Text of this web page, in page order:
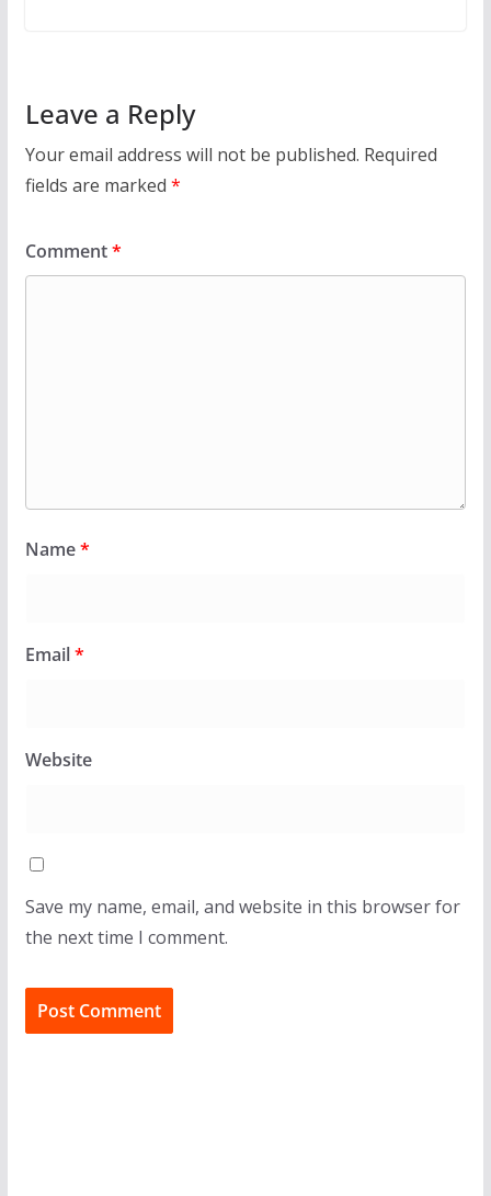
Leave a Reply
Your email address will not be published. Required
fields are marked *
Comment*
Name*
Email*
Website
Save my name, email, and website in this browser for
the next time I comment.